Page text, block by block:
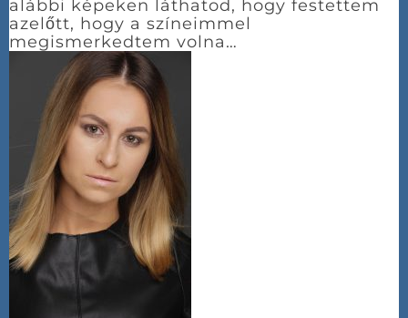
alábbi képeken láthatod, hogy festettem
azelőtt, hogy a színeimmel
megismerkedtem volna…